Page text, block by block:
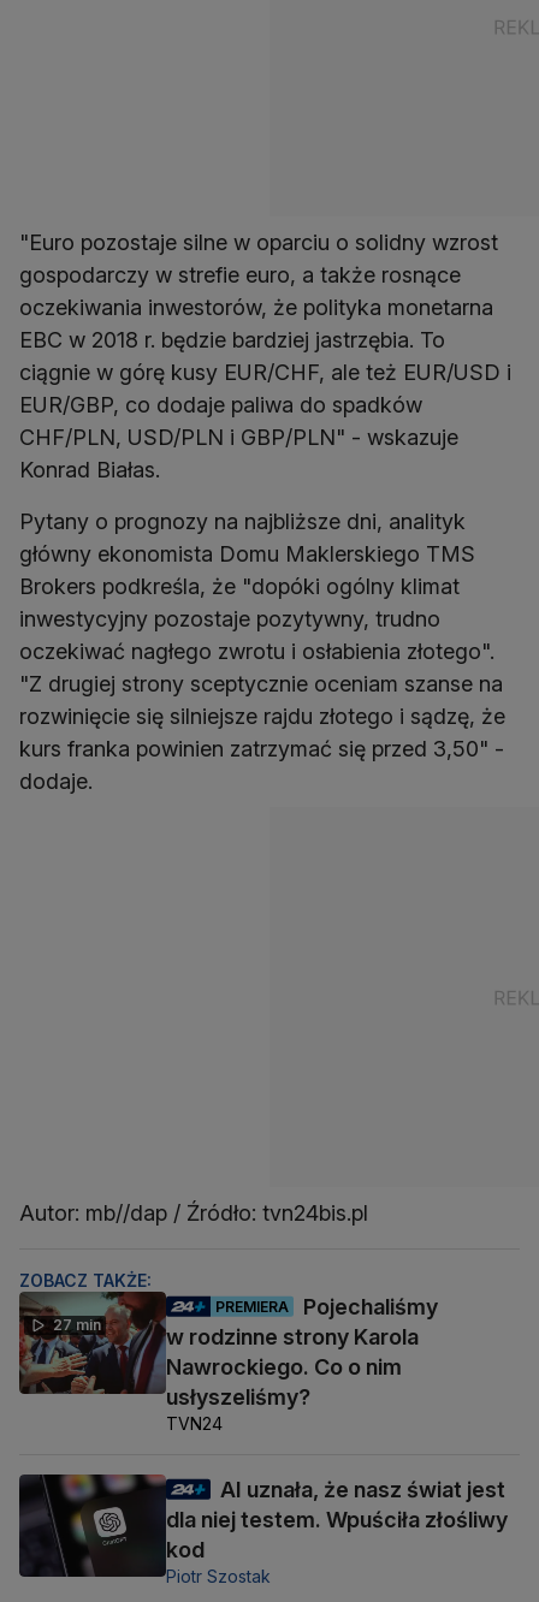
"Euro pozostaje silne w oparciu o solidny wzrost
gospodarczy w strefie euro, a także rosnące
oczekiwania inwestorów, że polityka monetarna
EBC w 2018 r. będzie bardziej jastrzębia. To
ciągnie w górę kusy EUR/CHF, ale też EUR/USD i
EUR/GBP, co dodaje paliwa do spadków
CHF/PLN, USD/PLN i GBP/PLN" - wskazuje
Konrad Białas.
Pytany o prognozy na najbliższe dni, analityk
główny ekonomista Domu Maklerskiego TMS
Brokers podkreśla, że "dopóki ogólny klimat
inwestycyjny pozostaje pozytywny, trudno
oczekiwać nagłego zwrotu i osłabienia złotego".
"Z drugiej strony sceptycznie oceniam szanse na
rozwinięcie się silniejsze rajdu złotego i sądzę, że
kurs franka powinien zatrzymać się przed 3,50" -
dodaje.
Autor: mb//dap / Źródło: tvn24bis.pl
ZOBACZ TAKŻE:
27 min
PREMIERA
Pojechaliśmy
w rodzinne strony Karola
Nawrockiego. Co o nim
usłyszeliśmy?
TVN24
AI uznała, że nasz świat jest
dla niej testem. Wpuściła złośliwy
kod
Piotr Szostak